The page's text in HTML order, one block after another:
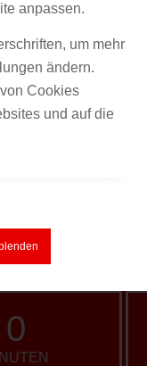
anpassen.
um mehr
ändern.
Cookies
und auf die
0